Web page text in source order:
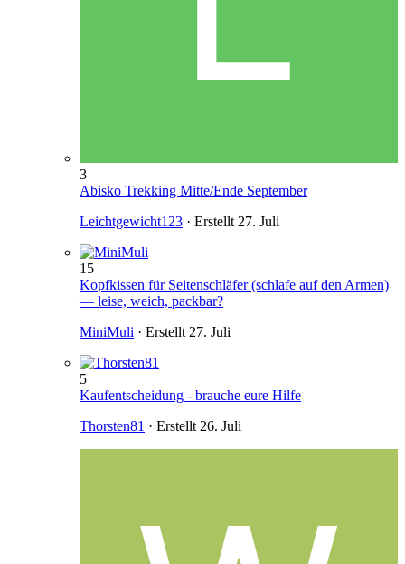
3
Abisko Trekking Mitte/Ende September
Leichtgewicht123 · Erstellt 27. Juli
15
Kopfkissen für Seitenschläfer (schlafe auf den Armen)
— leise, weich, packbar?
MiniMuli · Erstellt 27. Juli
5
Kaufentscheidung - brauche eure Hilfe
Thorsten81 · Erstellt 26. Juli